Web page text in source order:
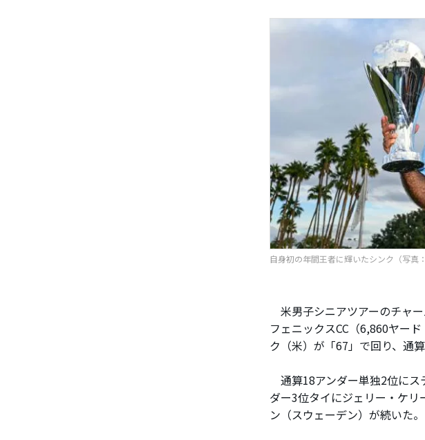
自身初の年間王者に輝いたシンク（写真
米男子シニアツアーのチャ
フェニックスCC（6,860ヤー
ク（米）が「67」で回り、通
通算18アンダー単独2位にス
ダー3位タイにジェリー・ケ
ン（スウェーデン）が続いた。